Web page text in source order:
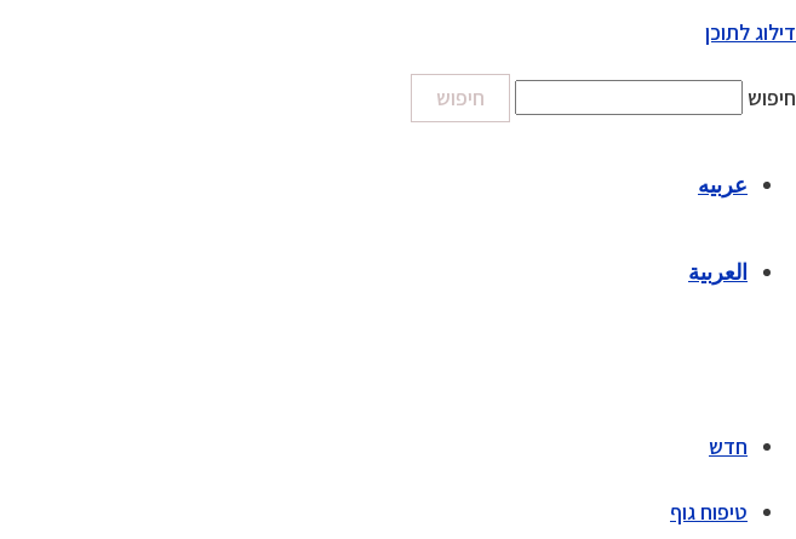
דילוג לתוכן
חיפוש חיפוש
عربيه
العربية
חדש
טיפוח גוף